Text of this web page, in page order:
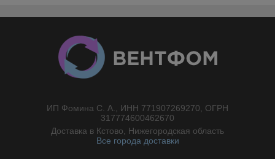
ИП Фомина С. А., ИНН 771907269270, ОГРН
317774600462670
Доставка в Кстово, Нижегородская область
Все города доставки